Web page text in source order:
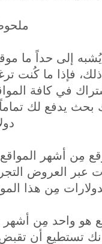
يُشبه إلى حداً ما
ذلك، فإذا ما
في كافة
بحث يدفع لك
مِن أشهر
عبر العروض
مِن هذا
هو واحد مِن أشهر
تستطيع أن تقبض